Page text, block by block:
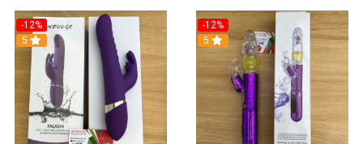
-12%
5
-12%
5